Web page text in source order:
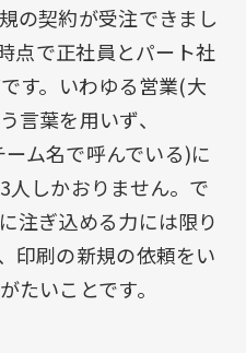
の契約が受注できまし
点で正社員とパート社
す。いわゆる営業(大
言葉を用いず、
ーム名で呼んでいる)に
しかおりません。で
注ぎ込める力には限り
印刷の新規の依頼をい
たいことです。